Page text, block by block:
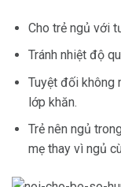
Cho trẻ ngủ với
Tránh nhiệt độ
Tuyệt đối không
lớp khăn.
Trẻ nên ngủ trong
mẹ thay vì ngủ